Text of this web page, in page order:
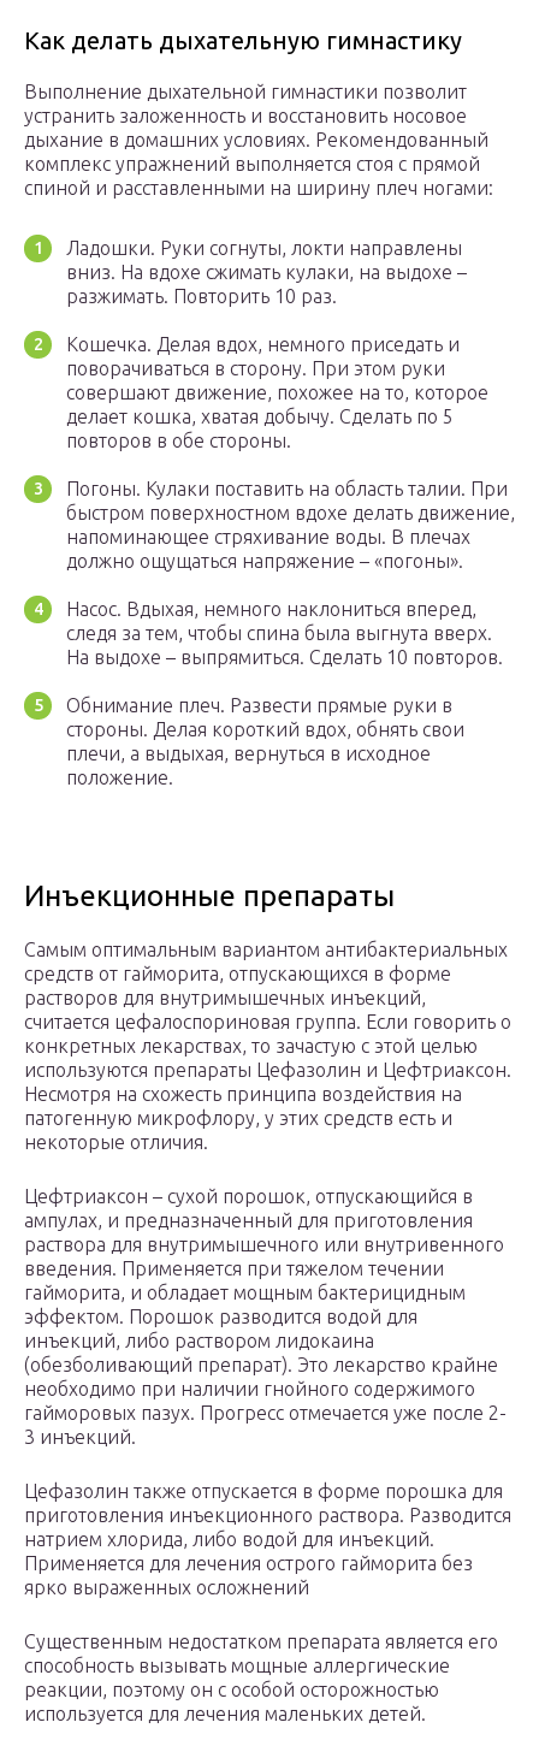
Как делать дыхательную гимнастику
Выполнение дыхательной гимнастики позволит
устранить заложенность и восстановить носовое
дыхание в домашних условиях. Рекомендованный
комплекс упражнений выполняется стоя с прямой
спиной и расставленными на ширину плеч ногами:
Ладошки. Руки согнуты, локти направлены
вниз. На вдохе сжимать кулаки, на выдохе –
разжимать. Повторить 10 раз.
Кошечка. Делая вдох, немного приседать и
поворачиваться в сторону. При этом руки
совершают движение, похожее на то, которое
делает кошка, хватая добычу. Сделать по 5
повторов в обе стороны.
Погоны. Кулаки поставить на область талии. При
быстром поверхностном вдохе делать движение,
напоминающее стряхивание воды. В плечах
должно ощущаться напряжение – «погоны».
Насос. Вдыхая, немного наклониться вперед,
следя за тем, чтобы спина была выгнута вверх.
На выдохе – выпрямиться. Сделать 10 повторов.
Обнимание плеч. Развести прямые руки в
стороны. Делая короткий вдох, обнять свои
плечи, а выдыхая, вернуться в исходное
положение.
Инъекционные препараты
Самым оптимальным вариантом антибактериальных
средств от гайморита, отпускающихся в форме
растворов для внутримышечных инъекций,
считается цефалоспориновая группа. Если говорить о
конкретных лекарствах, то зачастую с этой целью
используются препараты Цефазолин и Цефтриаксон.
Несмотря на схожесть принципа воздействия на
патогенную микрофлору, у этих средств есть и
некоторые отличия.
Цефтриаксон – сухой порошок, отпускающийся в
ампулах, и предназначенный для приготовления
раствора для внутримышечного или внутривенного
введения. Применяется при тяжелом течении
гайморита, и обладает мощным бактерицидным
эффектом. Порошок разводится водой для
инъекций, либо раствором лидокаина
(обезболивающий препарат). Это лекарство крайне
необходимо при наличии гнойного содержимого
гайморовых пазух. Прогресс отмечается уже после 2-
3 инъекций.
Цефазолин также отпускается в форме порошка для
приготовления инъекционного раствора. Разводится
натрием хлорида, либо водой для инъекций.
Применяется для лечения острого гайморита без
ярко выраженных осложнений
Существенным недостатком препарата является его
способность вызывать мощные аллергические
реакции, поэтому он с особой осторожностью
используется для лечения маленьких детей.